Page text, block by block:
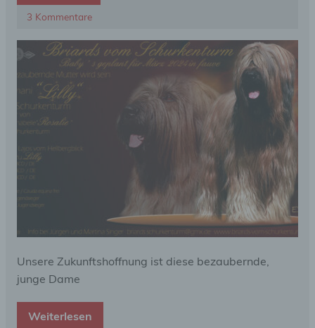
3 Kommentare
Unsere Zukunftshoffnung ist diese bezaubernde,
junge Dame
Weiterlesen